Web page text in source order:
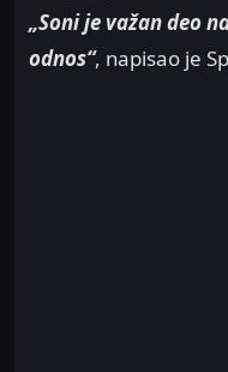
„Soni je važan deo
odnos“, napisao je